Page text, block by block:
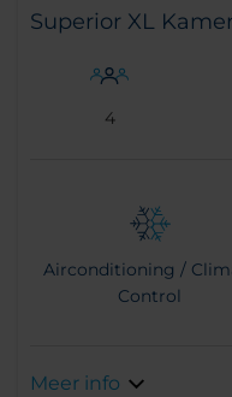
Superior XL
4
Airconditioning /
Control
Meer info